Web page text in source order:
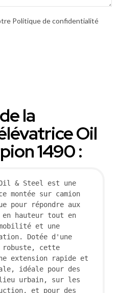
Politique de confidentialité
la
Oil
1490 :
& Steel est une
montée sur camion
pour répondre aux
en hauteur tout en
et une
Dotée d'une
robuste, cette
extension rapide et
idéale pour des
urbain, sur les
et pour des